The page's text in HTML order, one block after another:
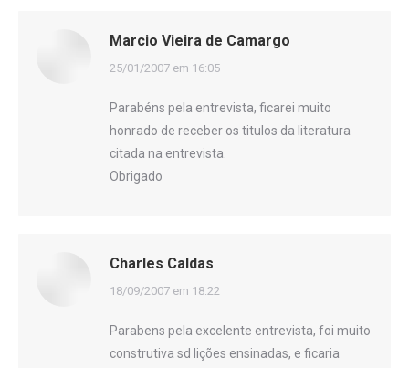
Marcio Vieira de Camargo
disse:
25/01/2007 em 16:05
Parabéns pela entrevista, ficarei muito
honrado de receber os titulos da literatura
citada na entrevista.
Obrigado
Charles Caldas
disse:
18/09/2007 em 18:22
Parabens pela excelente entrevista, foi muito
construtiva sd lições ensinadas, e ficaria